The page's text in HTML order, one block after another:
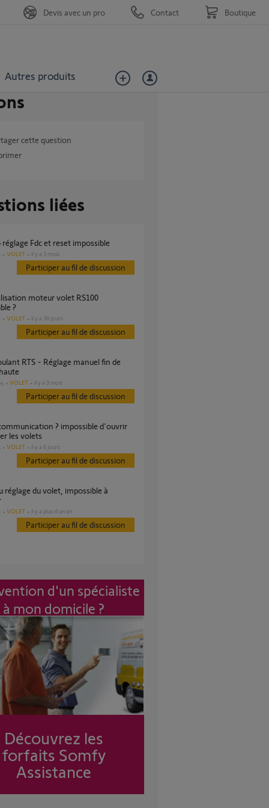
Autres produits
Devis avec un pro Contact Boutique
cette question
liées
réglage Fdc et reset impossible
VOLET il y a 3 mois
Participer au fil de discussion
?
VOLET il y a 30 jours
Participer au fil de discussion
VOLET il y a 3 mois
Participer au fil de discussion
les volets
VOLET il y a 6 jours
Participer au fil de discussion
VOLET il y a plus d'un an
Participer au fil de discussion
d'un spécialiste
à mon domicile ?
Découvrez les
forfaits Somfy
Assistance